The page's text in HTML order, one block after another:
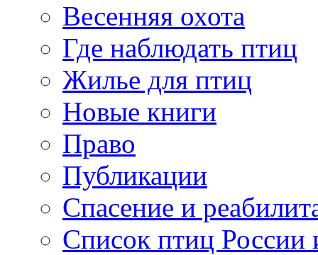
Весенняя охота
Где наблюдать птиц
Жилье для птиц
Новые книги
Право
Публикации
Спасение и
Список птиц России